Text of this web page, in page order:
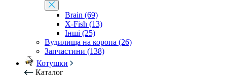
Brain (69)
X-Fish (13)
Інші (25)
Вудилища на коропа (26)
Запчастини (138)
Котушки
Каталог